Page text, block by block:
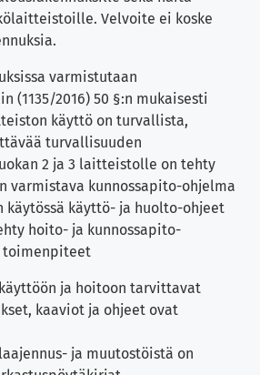
Velvoite ei koske
varmistutaan
(1135/2016) 50 §:n mukaisesti
käyttö on turvallista,
turvallisuuden
2 ja 3 laitteistolle on tehty
varmistava kunnossapito-ohjelma
käytössä käyttö- ja huolto-ohjeet
hoito- ja kunnossapito-
toimenpiteet
ja hoitoon tarvittavat
kaaviot ja ohjeet ovat
ja muutostöistä on